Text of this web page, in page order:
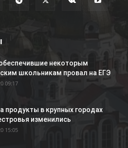
некоторым
школьникам провал на ЕГЭ
09:17
продукты в крупных городах
изменились
15:05